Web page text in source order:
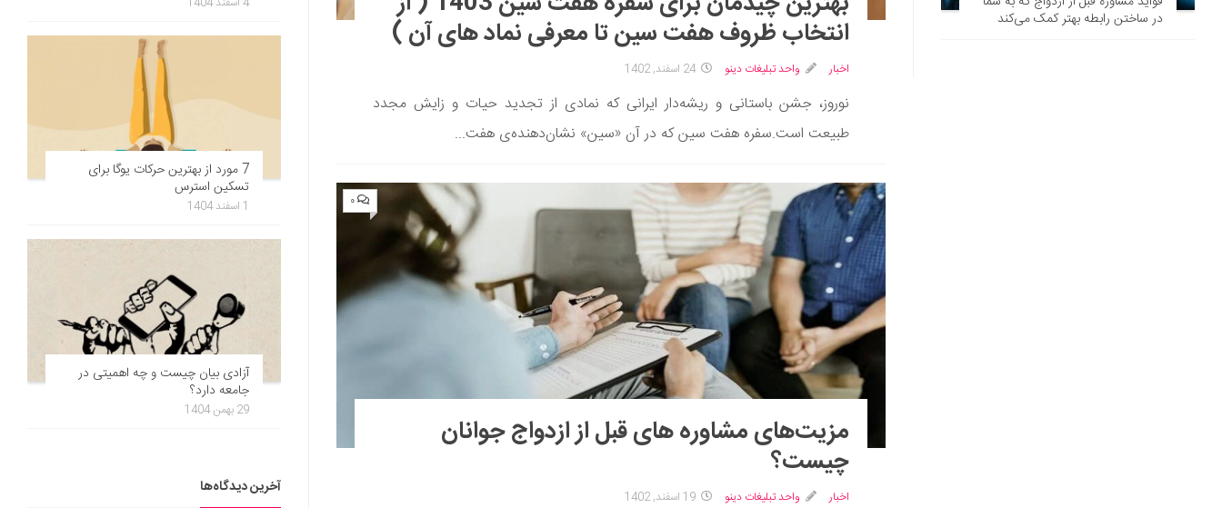
انتخاب ظروف هفت سین تا معرفی نماد های آن )
اخبار واحد تبلیغات دینو 24 اسفند, 1402
نوروز، جشن باستانی و ریشه‌دار ایرانی که نمادی از تجدید حیات و زایش مجدد
طبیعت است.سفره هفت سین که در آن «سین» نشان‌دهنده‌ی هفت...
۰
مزیت‌های مشاوره های قبل از ازدواج جوانان
چیست؟
اخبار واحد تبلیغات دینو 19 اسفند, 1402
در ساختن رابطه بهتر کمک می‌کند
7 مورد از بهترین حرکات یوگا برای
تسکین استرس
1 اسفند 1404
آزادی بیان چیست و چه اهمیتی در
جامعه دارد؟
29 بهمن 1404
آخرین دیدگاه‌ها